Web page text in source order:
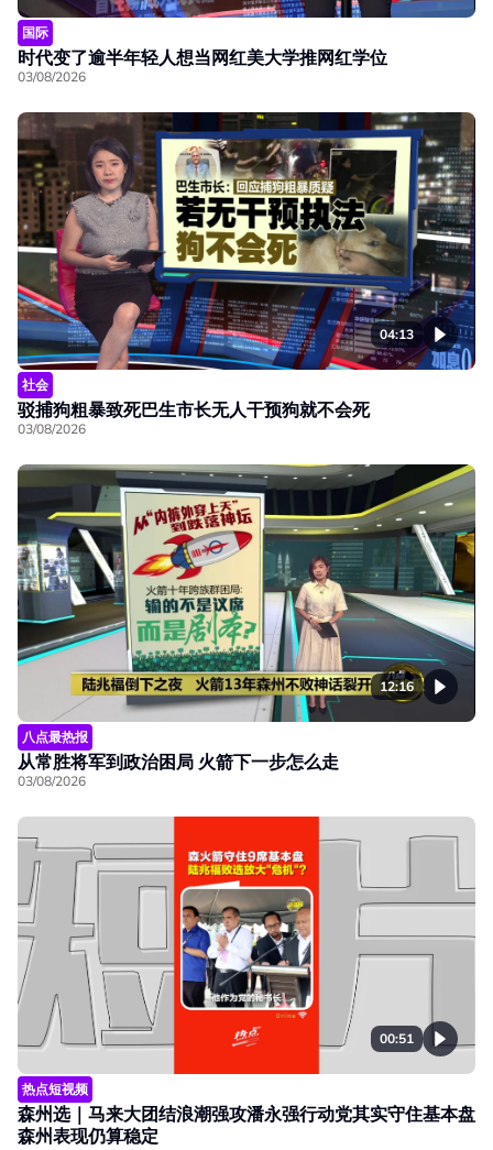
国际
时代变了逾半年轻人想当网红美大学推网红学位
03/08/2026
04:13
社会
驳捕狗粗暴致死巴生市长无人干预狗就不会死
03/08/2026
12:16
八点最热报
从常胜将军到政治困局 火箭下一步怎么走
03/08/2026
00:51
热点短视频
森州选｜马来大团结浪潮强攻潘永强行动党其实守住基本盘
森州表现仍算稳定